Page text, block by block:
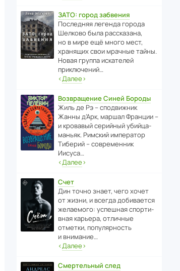
ЗАТО: город забвения
После­дняя легенда города
Шелково была расска­зана,
но в мире ещё много мест,
хранящих свои мрачные тайны.
Новая группа иска­телей
приключений…
‹Далее›
Возвращение Синей Бороды
Жиль де Рэ – спод­ви­жник
Жанны д’Арк, маршал Франции –
и кровавый серийный убийца-
маньяк. Римский импе­ратор
Тиберий – совре­менник
Иисуса…
‹Далее›
Счет
Дин точно знает, чего хочет
от жизни, и всегда доби­ва­ется
жела­е­мого: успе­шная спор­ти­
вная карьера, отли­чные
отметки, попу­ля­р­ность
и внимание…
‹Далее›
Смертельный след